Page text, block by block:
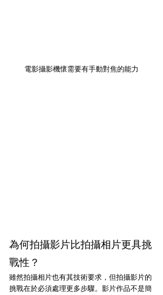
電影攝影機懷需要有手動對焦的能力
為何拍攝影片比拍攝相片更具挑
戰性？
雖然拍攝相片也有其技術要求，但拍攝影片的
挑戰在於必須處理更多步驟。影片作品不是簡